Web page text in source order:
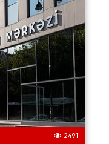
2491